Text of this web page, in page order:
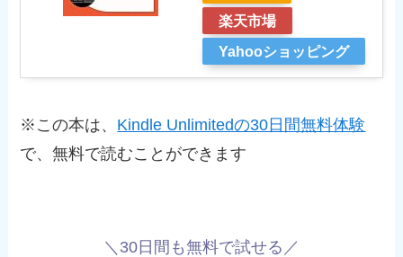
楽天市場
Yahooショッピング
※この本は、 Kindle Unlimitedの30日間無料体験
で、無料で読むことができます
＼30日間も無料で試せる／